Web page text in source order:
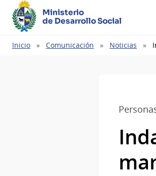
Ministerio
de Desarrollo Social
Ruta
Inicio Comunicación Noticias